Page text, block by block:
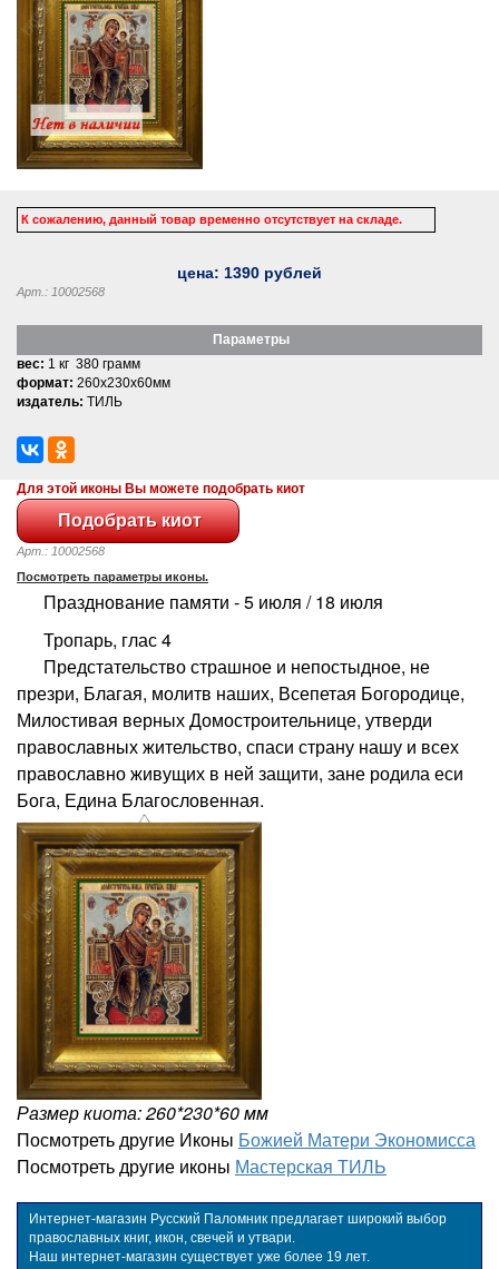
К сожалению, данный товар временно отсутствует на складе.
цена: 1390 рублей
Арт.: 10002568
Параметры
вес: 1 кг 380 грамм
формат: 260x230x60мм
издатель: ТИЛЬ
Для этой иконы Вы можете подобрать киот
Арт.: 10002568
Посмотреть параметры иконы.
Празднование памяти - 5 июля / 18 июля
Тропарь, глас 4
Предстательство страшное и непостыдное, не
презри, Благая, молитв наших, Всепетая Богородице,
Милостивая верных Домостроительнице, утверди
православных жительство, спаси страну нашу и всех
православно живущих в ней защити, зане родила еси
Бога, Едина Благословенная.
Размер киота: 260*230*60 мм
Посмотреть другие Иконы Божией Матери Экономисса
Посмотреть другие иконы Мастерская ТИЛЬ
Интернет-магазин Русский Паломник предлагает широкий выбор
православных книг, икон, свечей и утвари.
Наш интернет-магазин существует уже более 19 лет.